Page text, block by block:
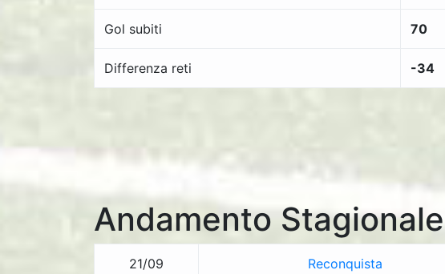
Gol subiti 70
Differenza reti -34
Andamento Stagionale
21/09 Reconquista